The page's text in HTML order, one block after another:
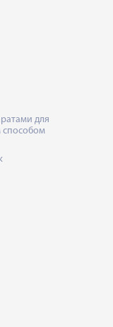
для
способом